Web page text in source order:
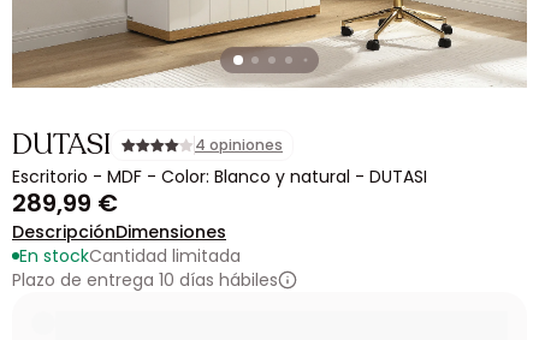
DUTASI 4 opiniones
Escritorio - MDF - Color: Blanco y natural - DUTASI
289,99 €
DescripciónDimensiones
En stockCantidad limitada
Plazo de entrega 10 días hábiles